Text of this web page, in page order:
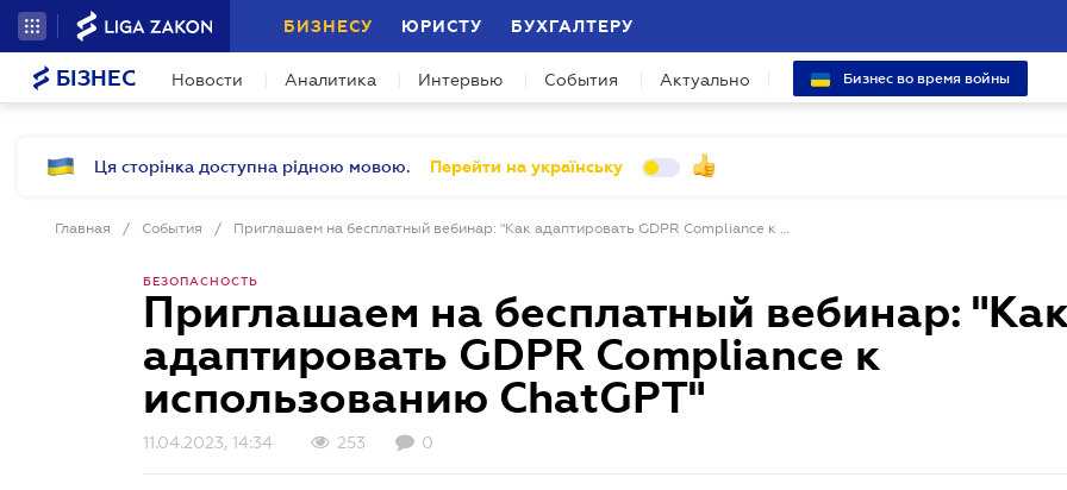
БИЗНЕСУ ЮРИСТУ БУХГАЛТЕРУ
БІЗНЕС Новости Аналитика Интервью События Актуально Бизнес во время войны
Ця сторінка доступна рідною мовою. Перейти на українську
Главная / События / Приглашаем на бесплатный вебинар: "Как адаптировать GDPR Compliance к использованию ChatGPT"
БЕЗОПАСНОСТЬ
Приглашаем на бесплатный вебинар: "Как
адаптировать GDPR Compliance к
использованию ChatGPT"
11.04.2023, 14:34 253 0